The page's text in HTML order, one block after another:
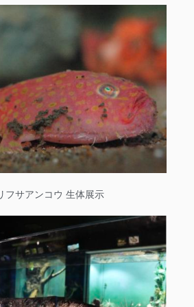
フサアンコウ 生体展示